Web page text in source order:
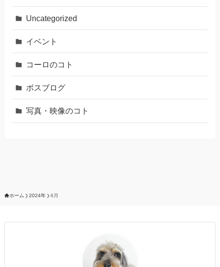
Uncategorized
イベント
コーロのコト
ボスブログ
写真・映像のコト
ホーム 2024年 6月